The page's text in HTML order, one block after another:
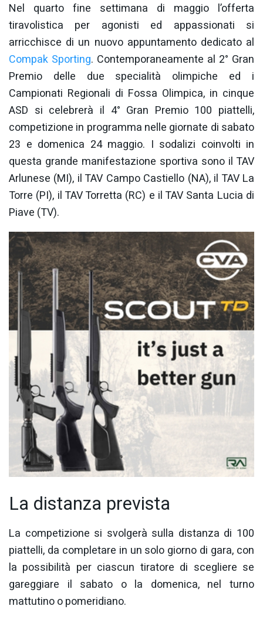
Nel quarto fine settimana di maggio l’offerta
tiravolistica per agonisti ed appassionati si
arricchisce di un nuovo appuntamento dedicato al
Compak Sporting. Contemporaneamente al 2° Gran
Premio delle due specialità olimpiche ed i
Campionati Regionali di Fossa Olimpica, in cinque
ASD si celebrerà il 4° Gran Premio 100 piattelli,
competizione in programma nelle giornate di sabato
23 e domenica 24 maggio. I sodalizi coinvolti in
questa grande manifestazione sportiva sono il TAV
Arlunese (MI), il TAV Campo Castiello (NA), il TAV La
Torre (PI), il TAV Torretta (RC) e il TAV Santa Lucia di
Piave (TV).
La distanza prevista
La competizione si svolgerà sulla distanza di 100
piattelli, da completare in un solo giorno di gara, con
la possibilità per ciascun tiratore di scegliere se
gareggiare il sabato o la domenica, nel turno
mattutino o pomeridiano.